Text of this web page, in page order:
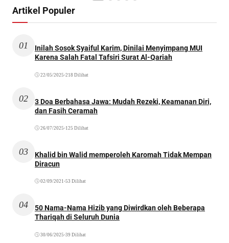
Artikel Populer
01
Inilah Sosok Syaiful Karim, Dinilai Menyimpang MUI
Karena Salah Fatal Tafsiri Surat Al-Qariah
22/05/2025 •218 Dilihat
02
3 Doa Berbahasa Jawa: Mudah Rezeki, Keamanan Diri,
dan Fasih Ceramah
26/07/2025 •125 Dilihat
03
Khalid bin Walid memperoleh Karomah Tidak Mempan
Diracun
02/09/2021 •53 Dilihat
04
50 Nama-Nama Hizib yang Diwirdkan oleh Beberapa
Thariqah di Seluruh Dunia
30/06/2025 •39 Dilihat